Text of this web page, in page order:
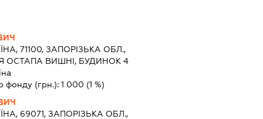
71100, ЗАПОРІЗЬКА ОБЛ.,
ОСТАПА ВИШНІ, БУДИНОК 4
фонду (грн.):1 000 (1 %)
69071, ЗАПОРІЗЬКА ОБЛ.,